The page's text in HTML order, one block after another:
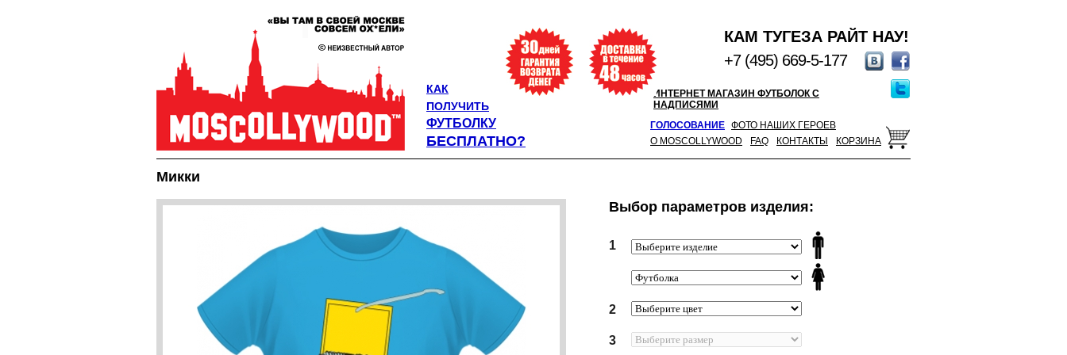
КАК
ПОЛУЧИТЬ
ФУТБОЛКУ
БЕСПЛАТНО?
КАМ ТУГЕЗА РАЙТ НАУ!
+7 (495) 669-5-177
ИНТЕРНЕТ МАГАЗИН ФУТБОЛОК С
НАДПИСЯМИ
ГОЛОСОВАНИЕ ФОТО НАШИХ ГЕРОЕВ
О MOSCOLLYWOOD
FAQ КОНТАКТЫ КОРЗИНА
Микки
Выбор параметров изделия:
1
2
3